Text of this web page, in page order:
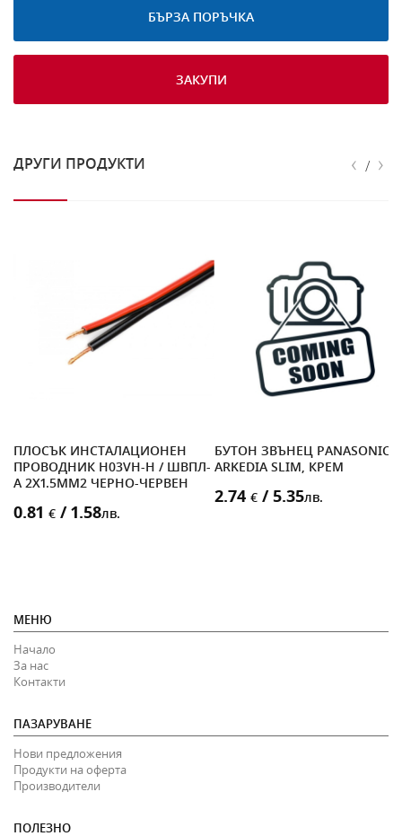
БЪРЗА ПОРЪЧКА
ЗАКУПИ
ДРУГИ ПРОДУКТИ ‹ / ›
ПЛОСЪК ИНСТАЛАЦИОНЕН
ПРОВОДНИК H03VH-H / ШВПЛ-
А 2X1.5MM2 ЧЕРНО-ЧЕРВЕН
0.81 € / 1.58лв.
БУТОН ЗВЪНЕЦ PANASONIC
ARKEDIA SLIM, КРЕМ
2.74 € / 5.35лв.
МЕНЮ
Начало
За нас
Контакти
ПАЗАРУВАНЕ
Нови предложения
Продукти на оферта
Производители
ПОЛЕЗНО